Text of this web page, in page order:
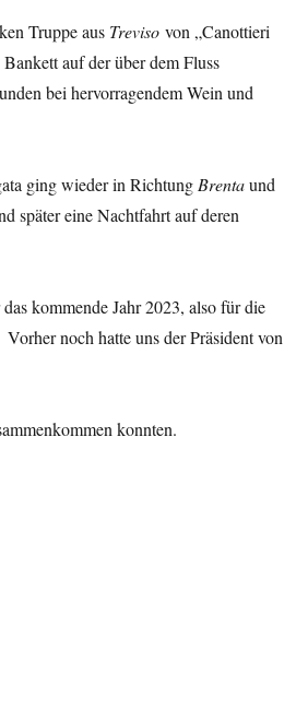
Truppe aus Treviso von „Canottieri
auf der über dem Fluss
bei hervorragendem Wein und
ging wieder in Richtung Brentaund
später eine Nachtfahrt auf deren
kommende Jahr 2023, also für die
noch hatte uns der Präsident von
konnten.